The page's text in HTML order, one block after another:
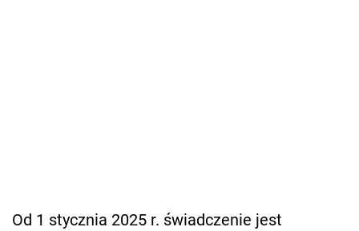
Od 1 stycznia 2025 r. świadczenie jest